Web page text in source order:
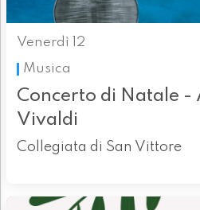
Venerdì 12
Musica
Concerto di Natale -
Vivaldi
Collegiata di San Vittore